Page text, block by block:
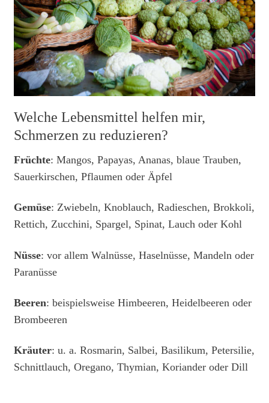
Welche Lebensmittel helfen mir,
Schmerzen zu reduzieren?
Früchte: Mangos, Papayas, Ananas, blaue Trauben,
Sauerkirschen, Pflaumen oder Äpfel
Gemüse: Zwiebeln, Knoblauch, Radieschen, Brokkoli,
Rettich, Zucchini, Spargel, Spinat, Lauch oder Kohl
Nüsse: vor allem Walnüsse, Haselnüsse, Mandeln oder
Paranüsse
Beeren: beispielsweise Himbeeren, Heidelbeeren oder
Brombeeren
Kräuter: u. a. Rosmarin, Salbei, Basilikum, Petersilie,
Schnittlauch, Oregano, Thymian, Koriander oder Dill